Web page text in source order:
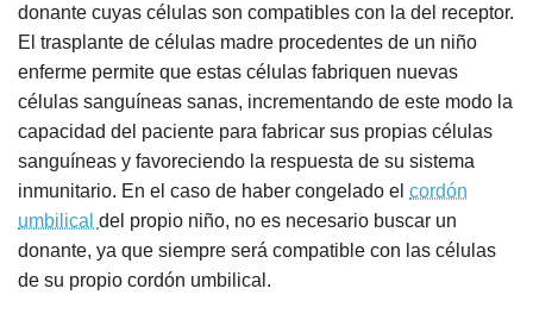
donante cuyas células son compatibles con la del receptor.
El trasplante de células madre procedentes de un niño
enferme permite que estas células fabriquen nuevas
células sanguíneas sanas, incrementando de este modo la
capacidad del paciente para fabricar sus propias células
sanguíneas y favoreciendo la respuesta de su sistema
inmunitario. En el caso de haber congelado el cordón
umbilical del propio niño, no es necesario buscar un
donante, ya que siempre será compatible con las células
de su propio cordón umbilical.